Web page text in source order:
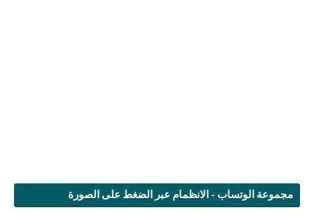
مجموعة الوتساب - الانظمام عبر الضغط على الصورة